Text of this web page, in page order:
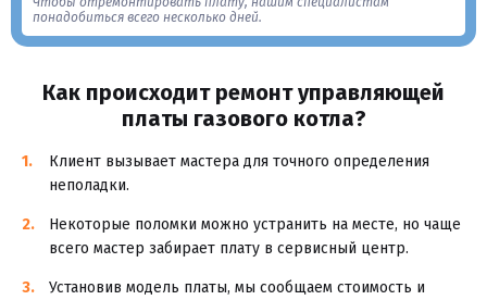
понадобиться всего несколько дней.
Как происходит ремонт управляющей
платы газового котла?
Клиент вызывает мастера для точного определения
неполадки.
Некоторые поломки можно устранить на месте, но чаще
всего мастер забирает плату в сервисный центр.
Установив модель платы, мы сообщаем стоимость и